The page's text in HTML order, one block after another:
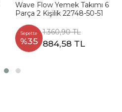
Wave Flow Yemek Takımı 6
Parça 2 Kişilik 22748-50-51
Sepette
%35
1.360,90 TL
884,58 TL